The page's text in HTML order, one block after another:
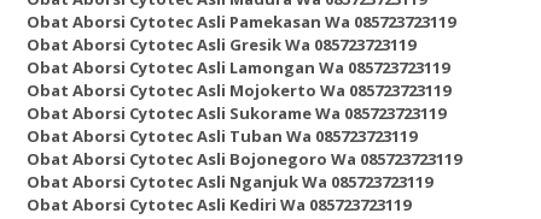
Obat Aborsi Cytotec Asli Pamekasan Wa 085723723119
Obat Aborsi Cytotec Asli Gresik Wa 085723723119
Obat Aborsi Cytotec Asli Lamongan Wa 085723723119
Obat Aborsi Cytotec Asli Mojokerto Wa 085723723119
Obat Aborsi Cytotec Asli Sukorame Wa 085723723119
Obat Aborsi Cytotec Asli Tuban Wa 085723723119
Obat Aborsi Cytotec Asli Bojonegoro Wa 085723723119
Obat Aborsi Cytotec Asli Nganjuk Wa 085723723119
Obat Aborsi Cytotec Asli Kediri Wa 085723723119